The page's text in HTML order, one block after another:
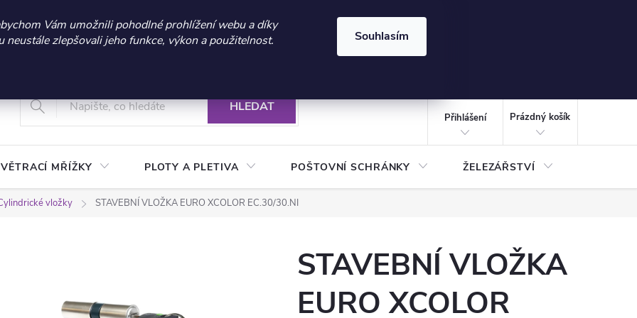
sleva 300 Kč při nákupu nad 3.000 Kč | Platnost do 21.9.2026 ⏰ | Kód: LÉTO2026
Vám umožnili pohodlné prohlížení webu a díky
neustále zlepšovali jeho funkce, výkon a použitelnost.
Souhlasím
+420 604 269 200
Vrácení a reklamace zboží Podmínky ochrany osobních údajů
HLEDAT
Přihlášení
KOŠÍK
Prázdný košík
VĚTRACÍ MŘÍŽKY PLOTY A PLETIVA POŠTOVNÍ SCHRÁNKY ŽELEZÁŘSTVÍ
vložky STAVEBNÍ VLOŽKA EURO XCOLOR EC.30/30.NI
STAVEBNÍ VLOŽKA
EURO XCOLOR